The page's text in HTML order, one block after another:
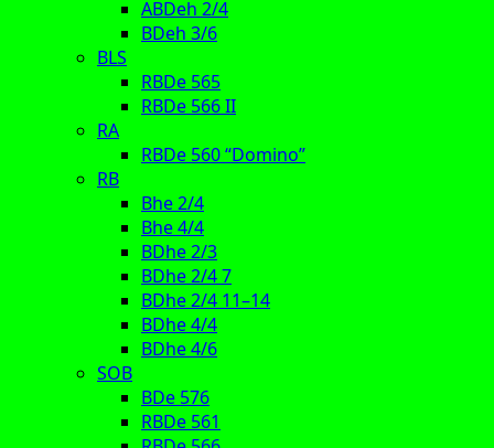
ABDeh 2/4
BDeh 3/6
BLS
RBDe 565
RBDe 566 II
RA
RBDe 560 “Domino”
RB
Bhe 2/4
Bhe 4/4
BDhe 2/3
BDhe 2/4 7
BDhe 2/4 11–14
BDhe 4/4
BDhe 4/6
SOB
BDe 576
RBDe 561